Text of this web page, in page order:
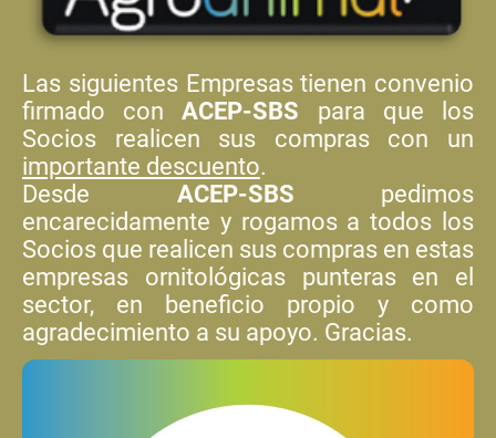
Las siguientes Empresas tienen convenio
firmado conACEP-SBS para que los
Socios realicen sus compras con un
importante descuento.
Desde ACEP-SBS pedimos
encarecidamente y rogamos a todos los
Socios que realicen sus compras en estas
empresas ornitológicas punteras en el
sector, en beneficio propio y como
agradecimiento a su apoyo. Gracias.